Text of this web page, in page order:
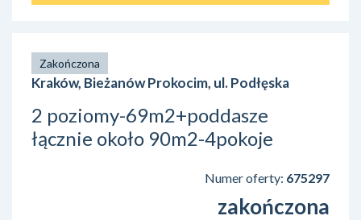
Zakończona
Kraków, Bieżanów Prokocim, ul. Podłęska
2 poziomy-69m2+poddasze
łącznie około 90m2-4pokoje
Numer oferty: 675297
zakończona